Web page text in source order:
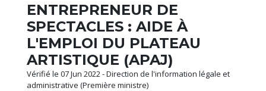
ENTREPRENEUR DE
SPECTACLES : AIDE À
L'EMPLOI DU PLATEAU
ARTISTIQUE (APAJ)
Vérifié le 07 Jun 2022 - Direction de l'information légale et
administrative (Première ministre)